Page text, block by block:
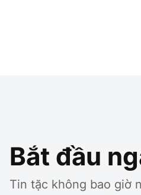
Bắt đầu
Tin tặc không bao giờ